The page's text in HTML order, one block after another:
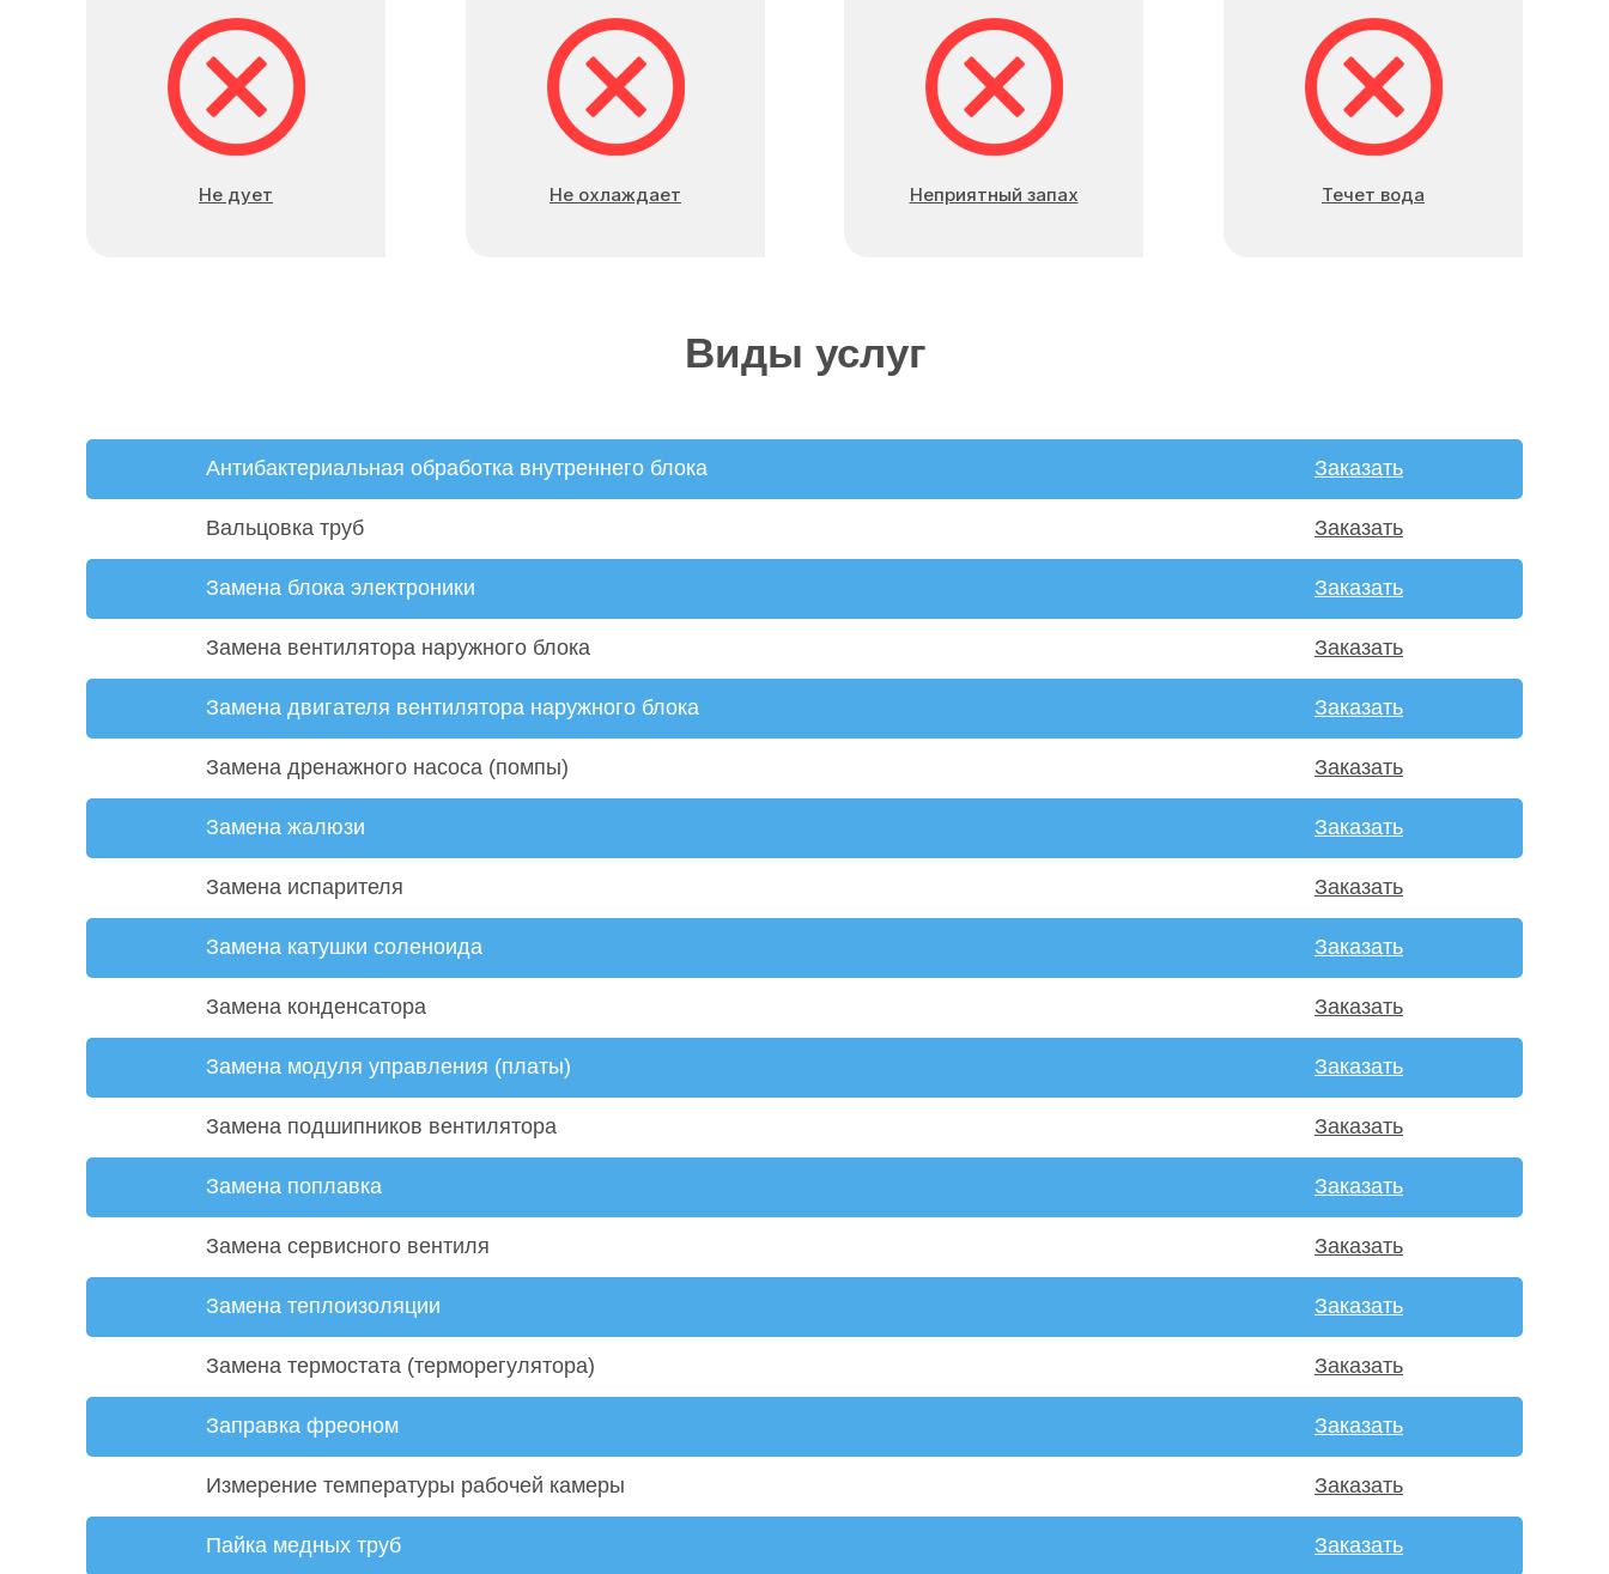
Не дует Не охлаждает Неприятный запах Течет вода
Виды услуг
Антибактериальная обработка внутреннего блока
Замена блока электроники
Замена двигателя вентилятора наружного блока
Замена жалюзи
Замена вентилятора наружного блока
Вальцовка труб
Замена дренажного насоса (помпы)
Замена испарителя
Замена катушки соленоида
Замена модуля управления (платы)
Замена поплавка
Замена теплоизоляции
Замена подшипников вентилятора
Замена конденсатора
Замена сервисного вентиля
Замена термостата (терморегулятора)
Заправка фреоном
Пайка медных труб
Измерение температуры рабочей камеры
Заказать
Заказать
Заказать
Заказать
Заказать
Заказать
Заказать
Заказать
Заказать
Заказать
Заказать
Заказать
Заказать
Заказать
Заказать
Заказать
Заказать
Заказать
Заказать